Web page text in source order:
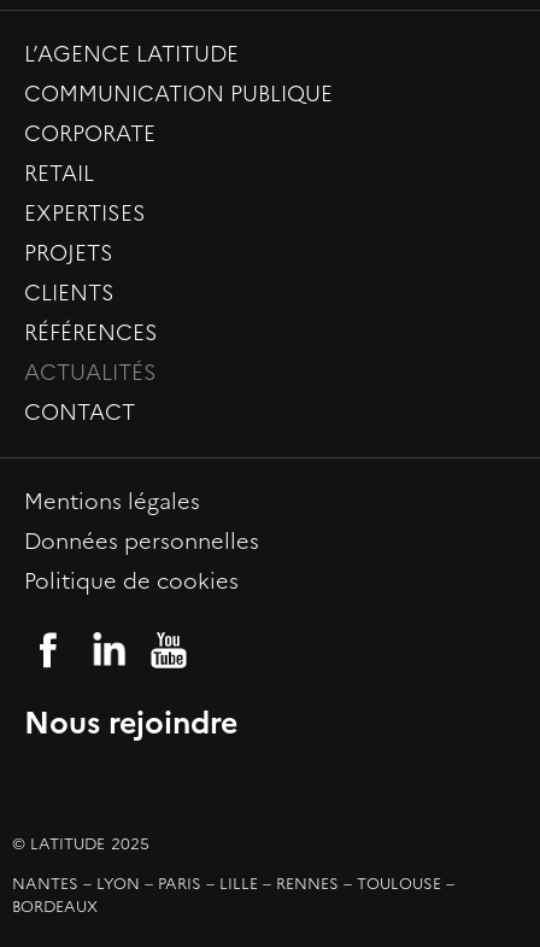
L’AGENCE LATITUDE
COMMUNICATION PUBLIQUE
CORPORATE
RETAIL
EXPERTISES
PROJETS
CLIENTS
RÉFÉRENCES
ACTUALITÉS
CONTACT
Mentions légales
Données personnelles
Politique de cookies
Nous rejoindre
© LATITUDE 2025
NANTES – LYON – PARIS – LILLE – RENNES – TOULOUSE –
BORDEAUX